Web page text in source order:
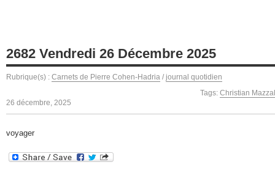
2682 Vendredi 26 Décembre 2025
Rubrique(s) : Carnets de Pierre Cohen-Hadria / journal quotidien
Tags: Christian
26 décembre, 2025
voyager